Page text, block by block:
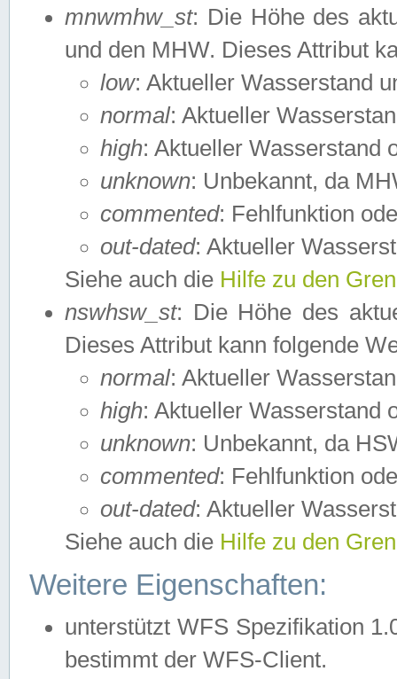
mnwmhw_st: Die Höhe des
und den MHW. Dieses Attribut
low: Aktueller Wasserstand
normal: Aktueller
high: Aktueller Wasserstand
unknown: Unbekannt, da
commented: Fehlfunktion
out-dated: Aktueller
Siehe auch die Hilfe zu den
nswhsw_st: Die Höhe des
Dieses Attribut kann folgende
normal: Aktueller
high: Aktueller Wasserstand
unknown: Unbekannt, da
commented: Fehlfunktion
out-dated: Aktueller
Siehe auch die Hilfe zu den
Weitere Eigenschaften:
unterstützt WFS Spezifikation
bestimmt der WFS-Client.